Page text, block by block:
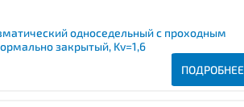
односедельный с проходным
закрытый, Kv=1,6
ПОДРОБНЕЕ